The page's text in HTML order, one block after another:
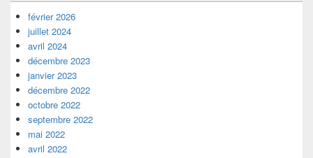
pour
la
barre
latérale
février 2026
juillet 2024
avril 2024
décembre 2023
janvier 2023
décembre 2022
octobre 2022
septembre 2022
mai 2022
avril 2022